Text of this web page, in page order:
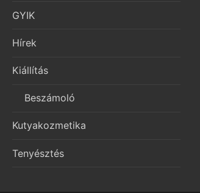
GYIK
Hírek
Kiállítás
Beszámoló
Kutyakozmetika
Tenyésztés